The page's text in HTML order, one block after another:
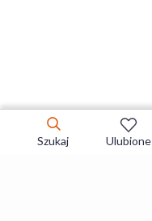
Szukaj Ulubione